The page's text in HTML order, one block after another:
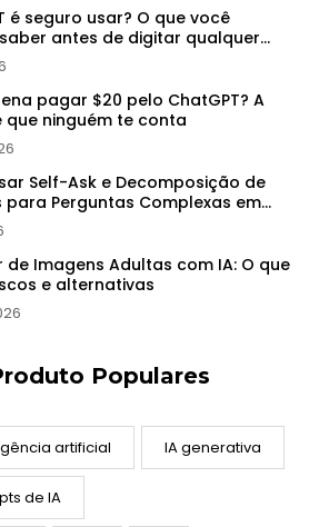
é seguro usar? O que você
antes de digitar qualquer
pagar $20 pelo ChatGPT? A
que ninguém te conta
Self-Ask e Decomposição de
para Perguntas Complexas em
de Imagens Adultas com IA: O que
e alternativas
Populares
artificial IA generativa
de IA